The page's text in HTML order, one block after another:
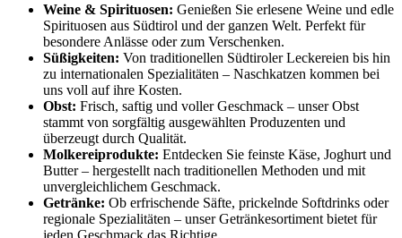
Weine & Spirituosen: Genießen Sie erlesene Weine und edle
Spirituosen aus Südtirol und der ganzen Welt. Perfekt für
besondere Anlässe oder zum Verschenken.
Süßigkeiten: Von traditionellen Südtiroler Leckereien bis hin
zu internationalen Spezialitäten – Naschkatzen kommen bei
uns voll auf ihre Kosten.
Obst: Frisch, saftig und voller Geschmack – unser Obst
stammt von sorgfältig ausgewählten Produzenten und
überzeugt durch Qualität.
Molkereiprodukte: Entdecken Sie feinste Käse, Joghurt und
Butter – hergestellt nach traditionellen Methoden und mit
unvergleichlichem Geschmack.
Getränke: Ob erfrischende Säfte, prickelnde Softdrinks oder
regionale Spezialitäten – unser Getränkesortiment bietet für
jeden Geschmack das Richtige.